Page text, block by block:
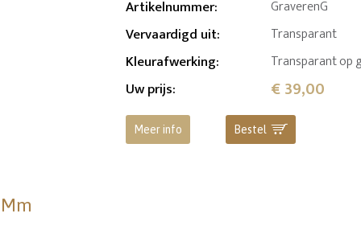
Artikelnummer: GraverenG
Vervaardigd uit: Transparant
Kleurafwerking: Transparant op
Uw prijs: € 39,00
Meer info Bestel